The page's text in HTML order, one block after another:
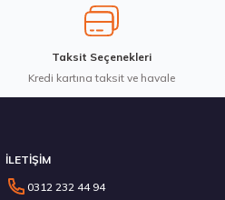
Taksit Seçenekleri
Kredi kartına taksit ve havale
İLETİŞİM
0312 232 44 94